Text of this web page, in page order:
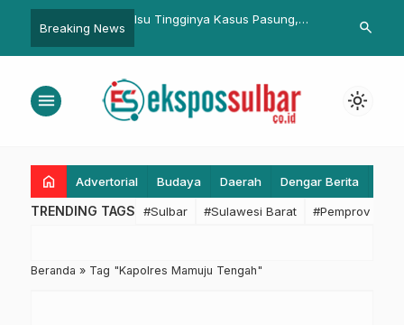
Breaking News
Nyata Keberhasilan
Sulbar
Isu Tingginya Kasus Pasung,
dalam Sesi Gallery Walk Rakornis
Hadiri
Botteng, Pj
Masyarakat
search
menu light_mode
home Advertorial Budaya Daerah Dengar Berita
TRENDING TAGS #Sulbar #Sulawesi Barat #Pemprov
Beranda » Tag "Kapolres Mamuju Tengah"